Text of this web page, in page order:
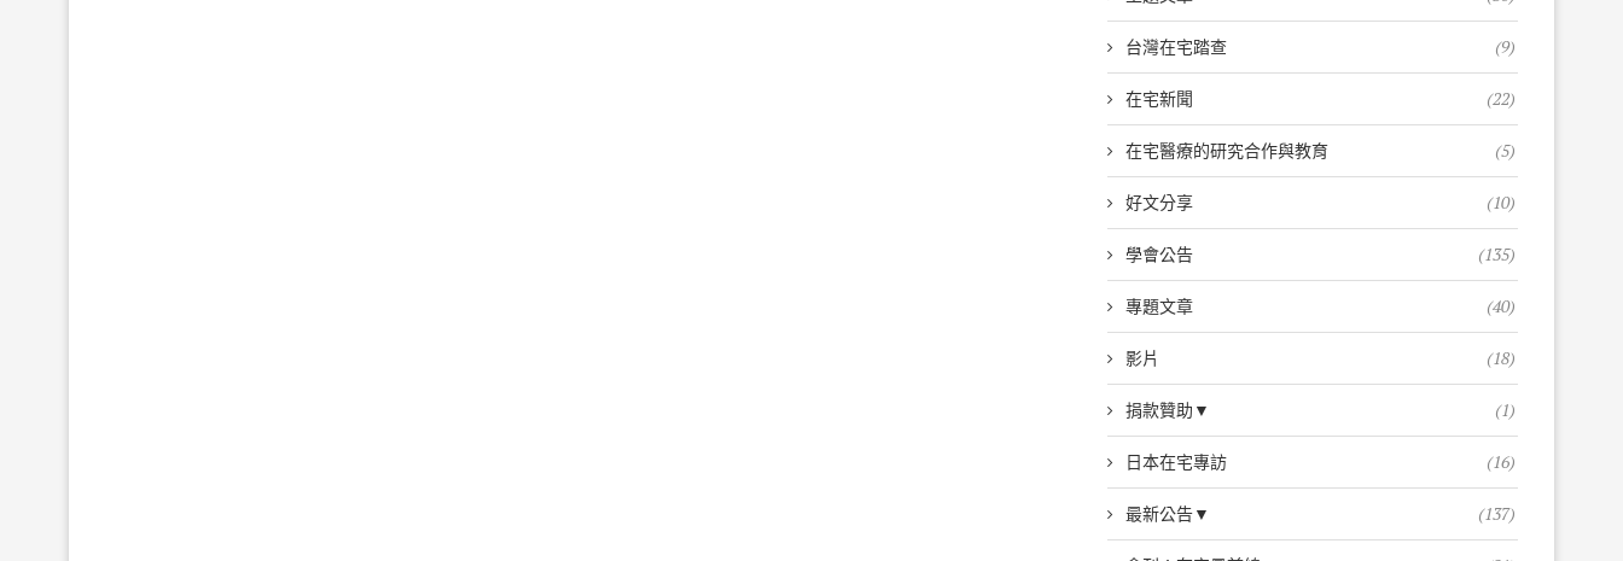
台灣在宅踏查 (9)
在宅新聞 (22)
在宅醫療的研究合作與教育 (5)
好文分享 (10)
學會公告 (135)
專題文章 (40)
影片 (18)
捐款贊助▼ (1)
日本在宅專訪 (16)
最新公告▼ (137)